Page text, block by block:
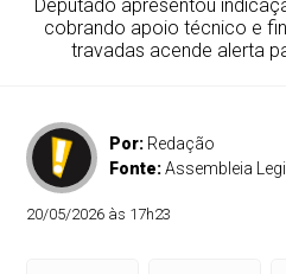
Deputado apresentou
cobrando apoio técnico e
travadas acende alerta
Por: Redação
Fonte:Assembleia
20/05/2026 às 17h23